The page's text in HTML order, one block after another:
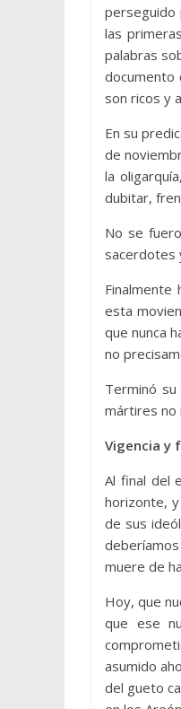
perseguido
las
palabras
documento
son ricos y
En su
de
la
dubitar,
No se
sacerdotes
Finalmente
esta
que nunca
no
Terminó
mártires no
Vigencia y
Al final del
horizonte,
de sus
muere de
Hoy, que
que ese
asumido
del gueto